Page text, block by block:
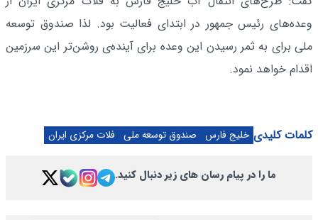
وعده‌های ‌رئیس جمهور در ابتدای فعالیت بود. لذا صندوق توسعه
ملی برای به ثمر رسیدن این ‌وعده برای آینده‌ی روشن‌تر این سرزمین
اقدام خواهد نمود‎. ‌
کلمات کلیدی خلیج فارس صندوق توسعه ملی فلات مرکزی ایران
ما را در پیام رسان های زیر دنبال کنید.